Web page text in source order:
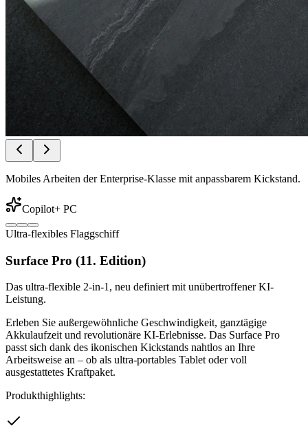
Mobiles Arbeiten der Enterprise-Klasse mit anpassbarem Kickstand.
Copilot+ PC
Ultra-flexibles Flaggschiff
Surface Pro (11. Edition)
Das ultra-flexible 2-in-1, neu definiert mit unübertroffener KI-
Leistung.
Erleben Sie außergewöhnliche Geschwindigkeit, ganztägige
Akkulaufzeit und revolutionäre KI-Erlebnisse. Das Surface Pro
passt sich dank des ikonischen Kickstands nahtlos an Ihre
Arbeitsweise an – ob als ultra-portables Tablet oder voll
ausgestattetes Kraftpaket.
Produkthighlights: